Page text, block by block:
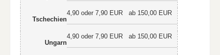
Tschechien
4,90 oder 7,90 EUR ab 150,00 EUR
Ungarn
4,90 oder 7,90 EUR ab 150,00 EUR